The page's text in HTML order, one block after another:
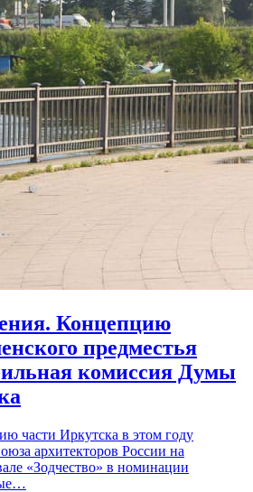
Концепцию
предместья
комиссия Думы
части Иркутска в этом году
архитекторов России на
«Зодчество» в номинации